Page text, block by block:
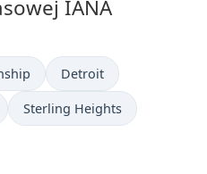
IANA
Detroit
Sterling Heights